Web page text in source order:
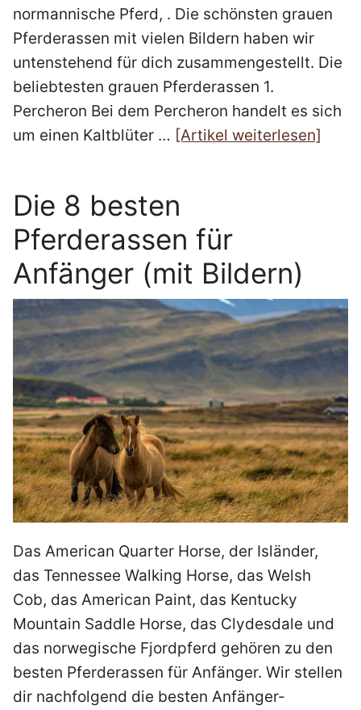
normannische Pferd, . Die schönsten grauen
Pferderassen mit vielen Bildern haben wir
untenstehend für dich zusammengestellt. Die
beliebtesten grauen Pferderassen 1.
Percheron Bei dem Percheron handelt es sich
um einen Kaltblüter … [Artikel weiterlesen]
Die 8 besten
Pferderassen für
Anfänger (mit Bildern)
Das American Quarter Horse, der Isländer,
das Tennessee Walking Horse, das Welsh
Cob, das American Paint, das Kentucky
Mountain Saddle Horse, das Clydesdale und
das norwegische Fjordpferd gehören zu den
besten Pferderassen für Anfänger. Wir stellen
dir nachfolgend die besten Anfänger-